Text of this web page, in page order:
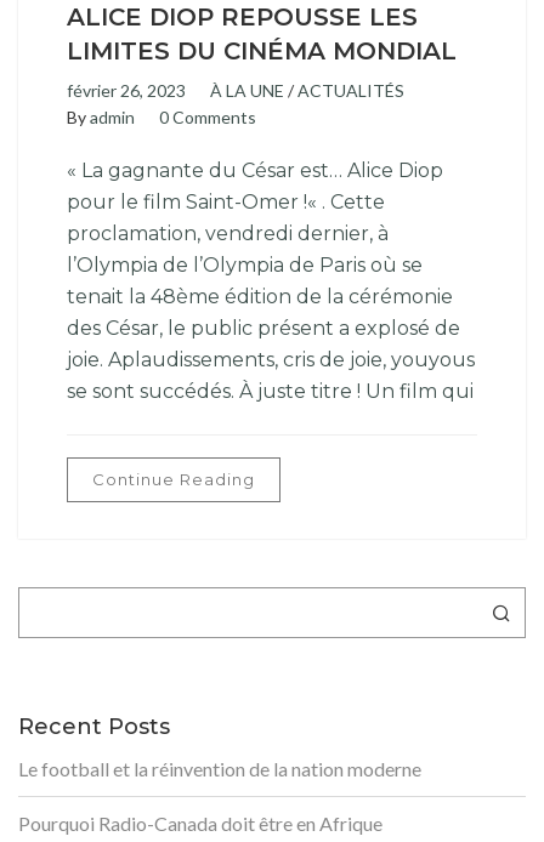
ALICE DIOP REPOUSSE LES
LIMITES DU CINÉMA MONDIAL
février 26, 2023 À LA UNE /ACTUALITÉS
Byadmin 0 Comments
« La gagnante du César est… Alice Diop
pour le film Saint-Omer !« . Cette
proclamation, vendredi dernier, à
l’Olympia de l’Olympia de Paris où se
tenait la 48ème édition de la cérémonie
des César, le public présent a explosé de
joie. Aplaudissements, cris de joie, youyous
se sont succédés. À juste titre ! Un film qui
Continue Reading
Recent Posts
Le football et la réinvention de la nation moderne
Pourquoi Radio-Canada doit être en Afrique